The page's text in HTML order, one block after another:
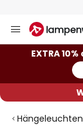
Inhalt
springen
EXTRA